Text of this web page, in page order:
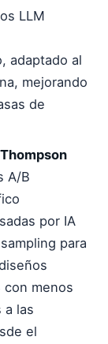
LLM
adaptado al
mejorando
de
A/B
por IA
para
con menos
a las
el